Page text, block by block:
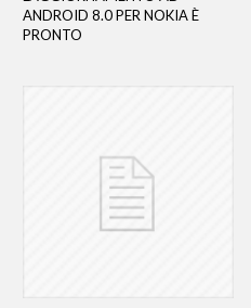
ANDROID 8.0 PER NOKIA È
PRONTO